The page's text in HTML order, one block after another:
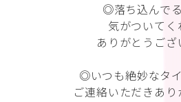
◎落ち込んで
気がついてく
ありがとうござ
◎いつも絶妙なタ
ご連絡いただきあ